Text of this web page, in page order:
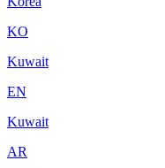
KO
Kuwait
EN
Kuwait
AR